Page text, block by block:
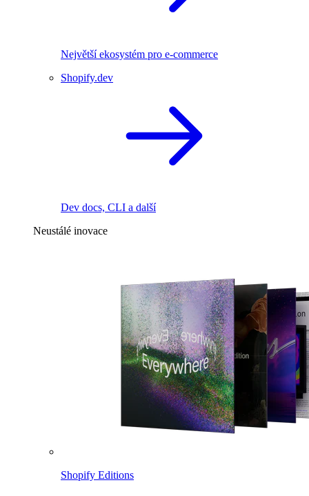
Největší ekosystém pro e-commerce
Shopify.dev
Dev docs, CLI a další
Neustálé inovace
Shopify Editions